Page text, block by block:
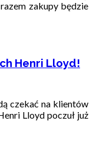
zakupy będzie
Henri Lloyd!
czekać na klientów
Lloyd poczuł już